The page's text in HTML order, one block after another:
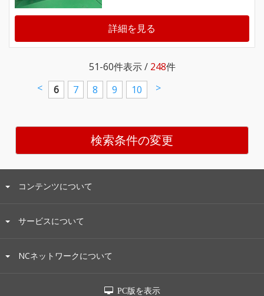
詳細を見る
51-60件表示 / 248件
<
6 7 8 9 10 >
検索条件の変更
コンテンツについて
サービスについて
NCネットワークについて
PC版を表示